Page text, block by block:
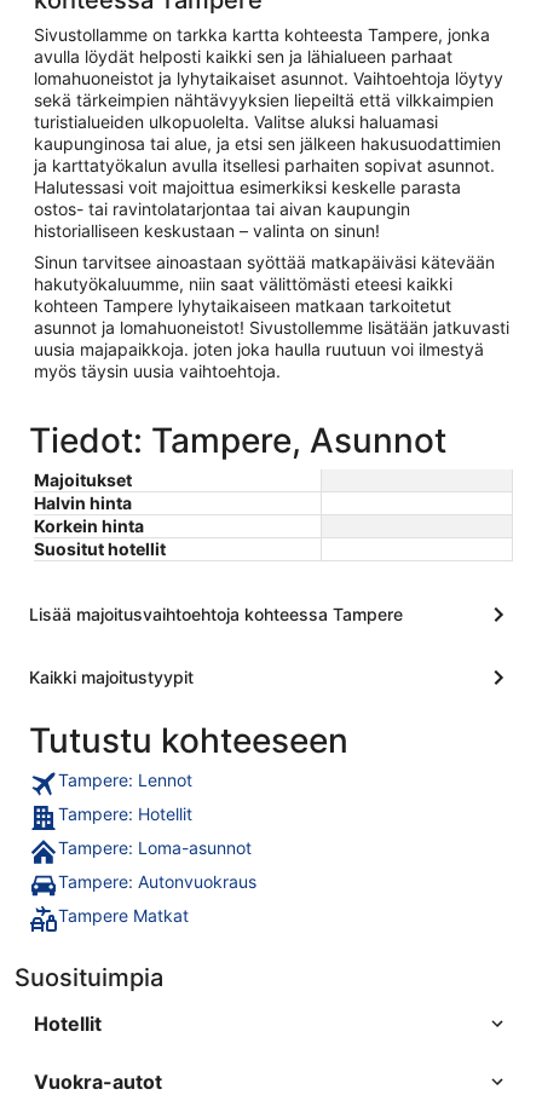
Sivustollamme on tarkka kartta kohteesta Tampere, jonka
avulla löydät helposti kaikki sen ja lähialueen parhaat
lomahuoneistot ja lyhytaikaiset asunnot. Vaihtoehtoja löytyy
sekä tärkeimpien nähtävyyksien liepeiltä että vilkkaimpien
turistialueiden ulkopuolelta. Valitse aluksi haluamasi
kaupunginosa tai alue, ja etsi sen jälkeen hakusuodattimien
ja karttatyökalun avulla itsellesi parhaiten sopivat asunnot.
Halutessasi voit majoittua esimerkiksi keskelle parasta
ostos- tai ravintolatarjontaa tai aivan kaupungin
historialliseen keskustaan – valinta on sinun!
Sinun tarvitsee ainoastaan syöttää matkapäiväsi kätevään
hakutyökaluumme, niin saat välittömästi eteesi kaikki
kohteen Tampere lyhytaikaiseen matkaan tarkoitetut
asunnot ja lomahuoneistot! Sivustollemme lisätään jatkuvasti
uusia majapaikkoja. joten joka haulla ruutuun voi ilmestyä
myös täysin uusia vaihtoehtoja.
Tiedot: Tampere, Asunnot
Majoitukset
Halvin hinta
Korkein hinta
Suositut hotellit
Lisää majoitusvaihtoehtoja kohteessa Tampere
Kaikki majoitustyypit
Tutustu kohteeseen
Tampere: Lennot
Tampere: Hotellit
Tampere: Loma-asunnot
Tampere: Autonvuokraus
Tampere Matkat
Suosituimpia
Hotellit
Vuokra-autot